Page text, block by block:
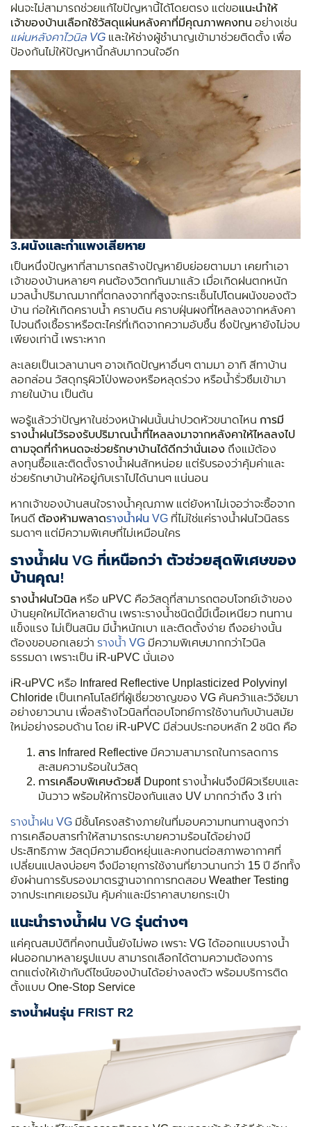
ฝนจะไม่สามารถช่วยแก้ไขปัญหานี้ได้โดยตรง แต่ขอแนะนำให้
เจ้าของบ้านเลือกใช้วัสดุแผ่นหลังคาที่มีคุณภาพคงทน อย่างเช่น
แผ่นหลังคาไวนิล VG และให้ช่างผู้ชำนาญเข้ามาช่วยติดตั้ง เพื่อ
ป้องกันไม่ให้ปัญหานี้กลับมากวนใจอีก
3.ผนังและกำแพงเสียหาย
เป็นหนึ่งปัญหาที่สามารถสร้างปัญหายิบย่อยตามมา เคยทำเอา
เจ้าของบ้านหลายๆ คนต้องวิตกกันมาแล้ว เมื่อเกิดฝนตกหนัก
มวลน้ำปริมาณมากที่ตกลงจากที่สูงจะกระเซ็นไปโดนผนังของตัว
บ้าน ก่อให้เกิดคราบน้ำ คราบดิน คราบฝุ่นผงที่ไหลลงจากหลังคา
ไปจนถึงเชื้อราหรือตะไคร่ที่เกิดจากความอับชื้น ซึ่งปัญหายังไม่จบ
เพียงเท่านี้ เพราะหาก
ละเลยเป็นเวลานานๆ อาจเกิดปัญหาอื่นๆ ตามมา อาทิ สีทาบ้าน
ลอกล่อน วัสดุกรุผิวโป่งพองหรือหลุดร่วง หรือน้ำรั่วซึมเข้ามา
ภายในบ้าน เป็นต้น
พอรู้แล้วว่าปัญหาในช่วงหน้าฝนนั้นน่าปวดหัวขนาดไหน การมี
รางน้ำฝนไว้รองรับปริมาณน้ำที่ไหลลงมาจากหลังคาให้ไหลลงไป
ตามจุดที่กำหนดจะช่วยรักษาบ้านได้ดีกว่านั่นเอง ถึงแม้ต้อง
ลงทุนซื้อและติดตั้งรางน้ำฝนสักหน่อย แต่รับรองว่าคุ้มค่าและ
ช่วยรักษาบ้านให้อยู่กับเราไปได้นานๆ แน่นอน
หากเจ้าของบ้านสนใจรางน้ำคุณภาพ แต่ยังหาไม่เจอว่าจะซื้อจาก
ไหนดี ต้องห้ามพลาดรางน้ำฝน VG ที่ไม่ใช่แค่รางน้ำฝนไวนิลธร
รมดาๆ แต่มีความพิเศษที่ไม่เหมือนใคร
รางน้ำฝน VG ที่เหนือกว่า ตัวช่วยสุดพิเศษของ
บ้านคุณ!
รางน้ำฝนไวนิล หรือ uPVC คือวัสดุที่สามารถตอบโจทย์เจ้าของ
บ้านยุคใหม่ได้หลายด้าน เพราะรางน้ำชนิดนี้มีเนื้อเหนียว ทนทาน
แข็งแรง ไม่เป็นสนิม มีน้ำหนักเบา และติดตั้งง่าย ถึงอย่างนั้น
ต้องขอบอกเลยว่า รางน้ำ VG มีความพิเศษมากกว่าไวนิล
ธรรมดา เพราะเป็น iR-uPVC นั่นเอง
iR-uPVC หรือ Infrared Reflective Unplasticized Polyvinyl
Chloride เป็นเทคโนโลยีที่ผู้เชี่ยวชาญของ VG ค้นคว้าและวิจัยมา
อย่างยาวนาน เพื่อสร้างไวนิลที่ตอบโจทย์การใช้งานกับบ้านสมัย
ใหม่อย่างรอบด้าน โดย iR-uPVC มีส่วนประกอบหลัก 2 ชนิด คือ
สาร Infrared Reflective มีความสามารถในการลดการ
สะสมความร้อนในวัสดุ
การเคลือบพิเศษด้วยสี Dupontรางน้ำฝนจึงมีผิวเรียบและ
มันวาว พร้อมให้การป้องกันแสง UV มากกว่าถึง 3 เท่า
รางน้ำฝน VG มีชั้นโครงสร้างภายในที่มอบความทนทานสูงกว่า
การเคลือบสารทำให้สามารถระบายความร้อนได้อย่างมี
ประสิทธิภาพ วัสดุมีความยืดหยุ่นและคงทนต่อสภาพอากาศที่
เปลี่ยนแปลงบ่อยๆ จึงมีอายุการใช้งานที่ยาวนานกว่า 15 ปี อีกทั้ง
ยังผ่านการรับรองมาตรฐานจากการทดสอบ Weather Testing
จากประเทศเยอรมัน คุ้มค่าและมีราคาสบายกระเป๋า
แนะนำรางน้ำฝน VG รุ่นต่างๆ
แค่คุณสมบัติที่คงทนนั้นยังไม่พอ เพราะ VG ได้ออกแบบรางน้ำ
ฝนออกมาหลายรูปแบบ สามารถเลือกได้ตามความต้องการ
ตกแต่งให้เข้ากับดีไซน์ของบ้านได้อย่างลงตัว พร้อมบริการติด
ตั้งแบบ One-Stop Service
รางน้ำฝนรุ่น FRIST R2